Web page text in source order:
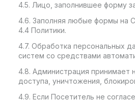
4.5. Лицо, заполнившее форму
4.6. Заполняя любые формы на
4.4 Политики.
4.7. Обработка персональных
систем со средствами
4.8. Администрация принимает
доступа, уничтожения,
4.9. Если Посетитель не